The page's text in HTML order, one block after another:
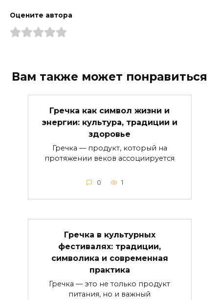
Оцените автора
Вам также может понравиться
Гречка как символ жизни и
энергии: культура, традиции и
здоровье
Гречка — продукт, который на
протяжении веков ассоциируется
0 1
Гречка в культурных
фестивалях: традиции,
символика и современная
практика
Гречка — это не только продукт
питания, но и важный